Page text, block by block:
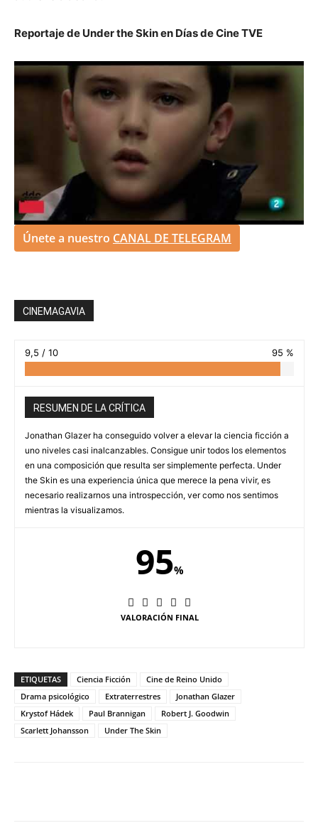
Reportaje de Under the Skin en Días de Cine TVE
Únete a nuestro CANAL DE TELEGRAM
CINEMAGAVIA
9,5 / 10 95 %
RESUMEN DE LA CRÍTICA
Jonathan Glazer ha conseguido volver a elevar la ciencia ficción a
uno niveles casi inalcanzables. Consigue unir todos los elementos
en una composición que resulta ser simplemente perfecta. Under
the Skin es una experiencia única que merece la pena vivir, es
necesario realizarnos una introspección, ver como nos sentimos
mientras la visualizamos.
95%
VALORACIÓN FINAL
ETIQUETAS Ciencia Ficción
Cine de Reino Unido
Drama psicológico
Extraterrestres
Jonathan Glazer
Krystof Hádek
Paul Brannigan
Robert J. Goodwin
Scarlett Johansson
Under The Skin